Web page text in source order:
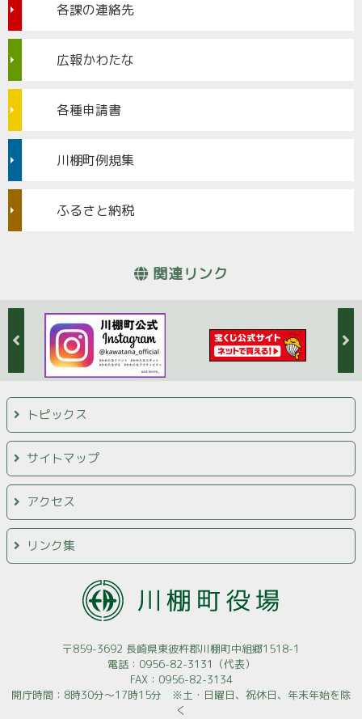
各課の連絡先
広報かわたな
各種申請書
川棚町例規集
ふるさと納税
関連リンク
トピックス
サイトマップ
アクセス
リンク集
〒859-3692 長崎県東彼杵郡川棚町中組郷1518-1
電話：0956-82-3131（代表）
FAX：0956-82-3134
開庁時間：8時30分～17時15分 ※土・日曜日、祝休日、年末年始を除
く